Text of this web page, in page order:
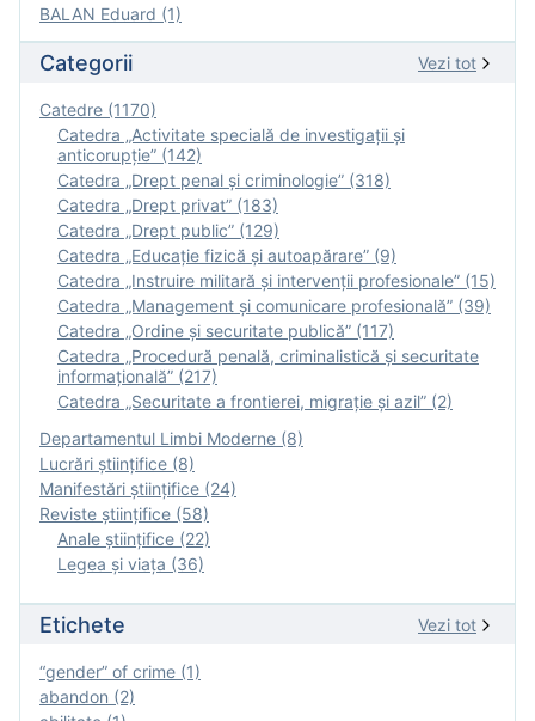
BALAN Eduard (1)
Categorii Vezi tot
Catedre (1170)
Catedra „Activitate specială de investigaţii şi
anticorupție” (142)
Catedra „Drept penal și criminologie” (318)
Catedra „Drept privat” (183)
Catedra „Drept public” (129)
Catedra „Educație fizică şi autoapărare” (9)
Catedra „Instruire militară şi intervenţii profesionale” (15)
Catedra „Management și comunicare profesională” (39)
Catedra „Ordine și securitate publică” (117)
Catedra „Procedură penală, criminalistică și securitate
informațională” (217)
Catedra „Securitate a frontierei, migrație și azil” (2)
Departamentul Limbi Moderne (8)
Lucrări științifice (8)
Manifestări ştiinţifice (24)
Reviste ştiinţifice (58)
Anale ştiinţifice (22)
Legea şi viaţa (36)
Etichete Vezi tot
“gender” of crime (1)
abandon (2)